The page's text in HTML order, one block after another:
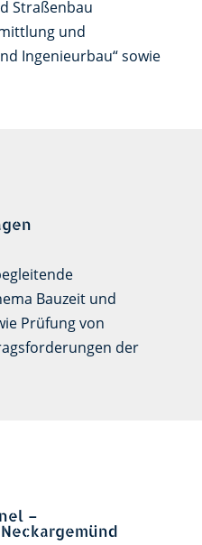
Straßenbau
und
Ingenieurbau“ sowie
Bauzeit und
Prüfung von
der
–